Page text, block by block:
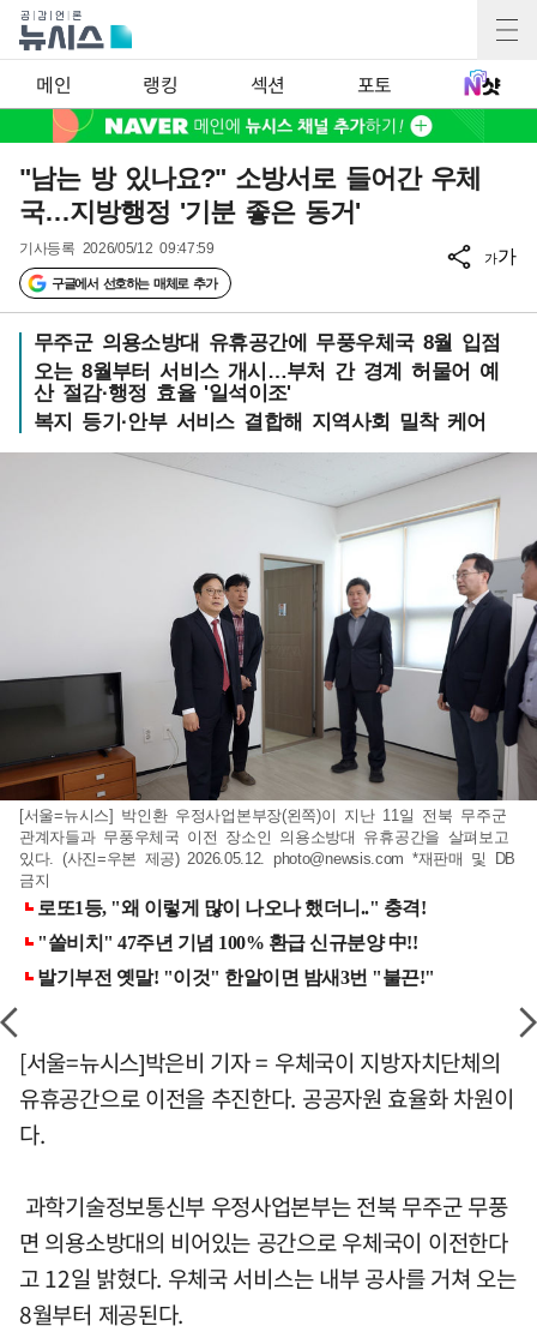
메인 랭킹 섹션 포토
"남는 방 있나요?" 소방서로 들어간 우체
국…지방행정 '기분 좋은 동거'
기사등록 2026/05/12 09:47:59
구글에서 선호하는 매체로 추가
가가
무주군 의용소방대 유휴공간에 무풍우체국 8월 입점
오는 8월부터 서비스 개시…부처 간 경계 허물어 예
산 절감·행정 효율 '일석이조'
복지 등기·안부 서비스 결합해 지역사회 밀착 케어
[서울=뉴시스] 박인환 우정사업본부장(왼쪽)이 지난 11일 전북 무주군
관계자들과 무풍우체국 이전 장소인 의용소방대 유휴공간을 살펴보고
있다. (사진=우본 제공) 2026.05.12. photo@newsis.com *재판매 및 DB
금지
[서울=뉴시스]박은비 기자 = 우체국이 지방자치단체의
유휴공간으로 이전을 추진한다. 공공자원 효율화 차원이
다.
과학기술정보통신부 우정사업본부는 전북 무주군 무풍
면 의용소방대의 비어있는 공간으로 우체국이 이전한다
고 12일 밝혔다. 우체국 서비스는 내부 공사를 거쳐 오는
8월부터 제공된다.